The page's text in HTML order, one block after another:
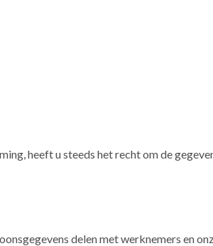
heeft u steeds het recht om de
delen met werknemers en